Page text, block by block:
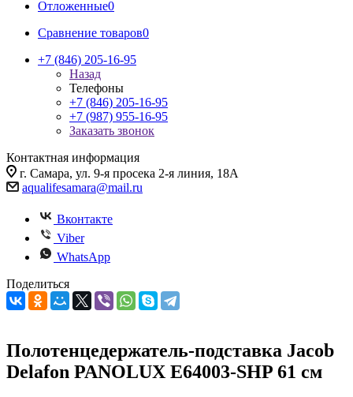
Отложенные0
Сравнение товаров0
+7 (846) 205-16-95
Назад
Телефоны
+7 (846) 205-16-95
+7 (987) 955-16-95
Заказать звонок
Контактная информация
г. Самара, ул. 9-я просека 2-я линия, 18А
aqualifesamara@mail.ru
Вконтакте
Viber
WhatsApp
Поделиться
Полотенцедержатель-подставка Jacob
Delafon PANOLUX E64003-SHP 61 см